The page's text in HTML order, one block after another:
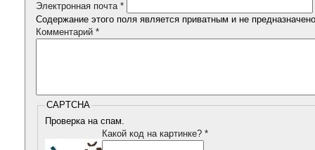
Электронная почта *
Содержание этого поля является приватным и не
Комментарий *
CAPTCHA
Проверка на спам.
Какой код на картинке? *